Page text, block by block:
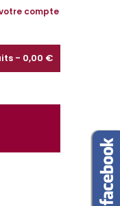
compte
- 0,00 €